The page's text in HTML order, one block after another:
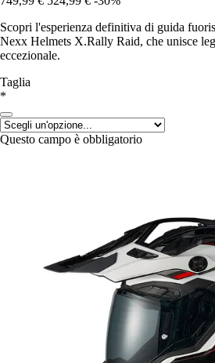
Scopri l'esperienza definitiva di guida
Nexx Helmets X.Rally Raid, che unisce
eccezionale.
Taglia
*
Questo campo è obbligatorio